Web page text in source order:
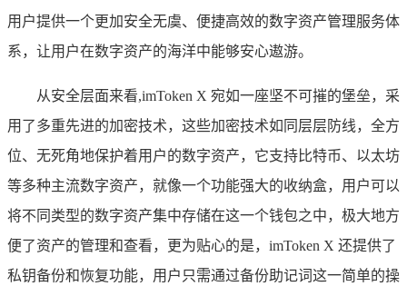
用户提供一个更加安全无虞、便捷高效的数字资产管理服务体
系，让用户在数字资产的海洋中能够安心遨游。
从安全层面来看,imToken X 宛如一座坚不可摧的堡垒，采
用了多重先进的加密技术，这些加密技术如同层层防线，全方
位、无死角地保护着用户的数字资产，它支持比特币、以太坊
等多种主流数字资产，就像一个功能强大的收纳盒，用户可以
将不同类型的数字资产集中存储在这一个钱包之中，极大地方
便了资产的管理和查看，更为贴心的是，imToken X 还提供了
私钥备份和恢复功能，用户只需通过备份助记词这一简单的操